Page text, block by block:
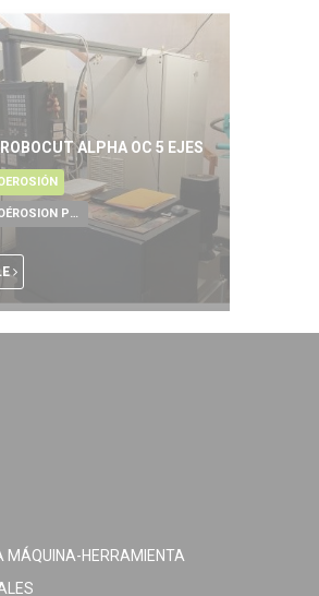
ALPHA OC 5 EJES
ELECTROÉROSION POR HILO
MÁQUINA-HERRAMIENTA